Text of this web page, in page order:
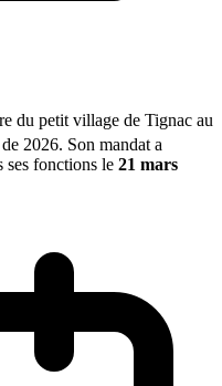
du petit village de Tignac au
2026. Son mandat a
ses fonctions le 21 mars